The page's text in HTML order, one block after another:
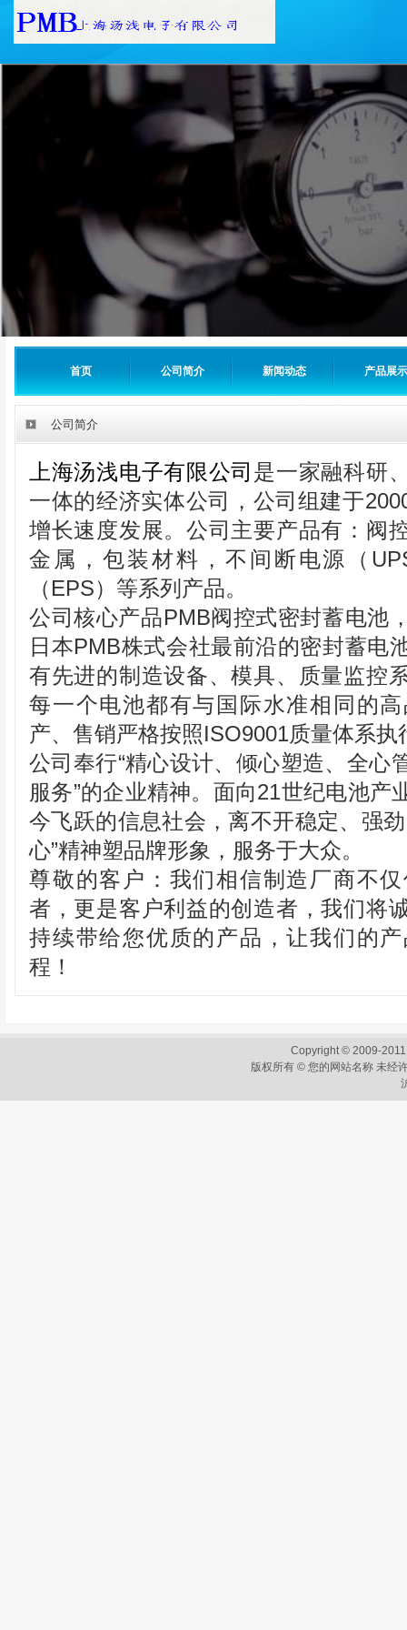
首页 公司简介 新闻动态 产品展示
公司简介
上海汤浅电子有限公司 是一家融科研
一体的经济实体公司，公司组建于
增长速度发展。公司主要产品有：阀
金属，包装材料，不间断电源（
（EPS）等系列产品。
公司核心产品PMB阀控式密封蓄电池
日本PMB株式会社最前沿的密封蓄电
有先进的制造设备、模具、质量监控
每一个电池都有与国际水准相同的
产、售销严格按照ISO9001质量体系执
公司奉行“精心设计、倾心塑造、全心
服务”的企业精神。面向21世纪电池产
今飞跃的信息社会，离不开稳定、强
心”精神塑品牌形象，服务于大众。
尊敬的客户：我们相信制造厂商不
者，更是客户利益的创造者，我们将
持续带给您优质的产品，让我们的
程！
Copyright © 2009-
版权所有 © 您的网站名称 未经